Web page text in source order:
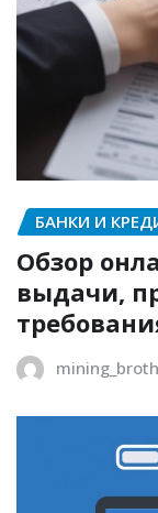
БАНКИ И
Обзор
выдачи,
mining_broth